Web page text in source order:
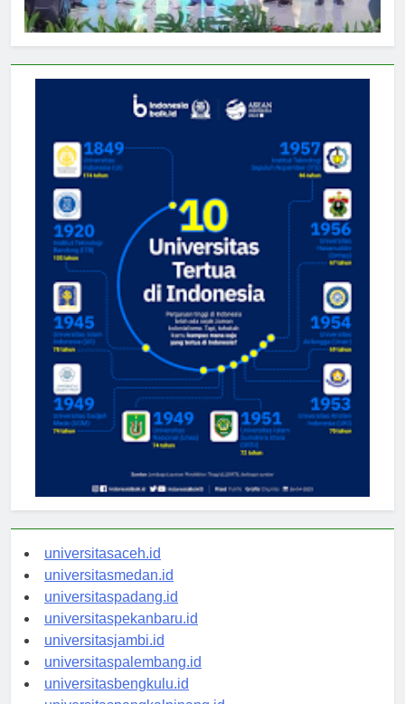
universitasaceh.id
universitasmedan.id
universitaspadang.id
universitaspekanbaru.id
universitasjambi.id
universitaspalembang.id
universitasbengkulu.id